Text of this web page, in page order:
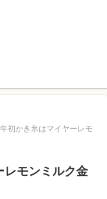
初かき氷はマイヤーレモ
レモンミルク金